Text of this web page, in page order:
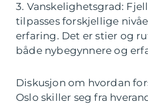
3. Vanskelighetsgrad:
tilpasses forskjellige
erfaring. Det er stier og
både nybegynnere og
Diskusjon om hvordan
Oslo skiller seg fra